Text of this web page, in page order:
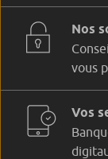
Nos
vous
Vos